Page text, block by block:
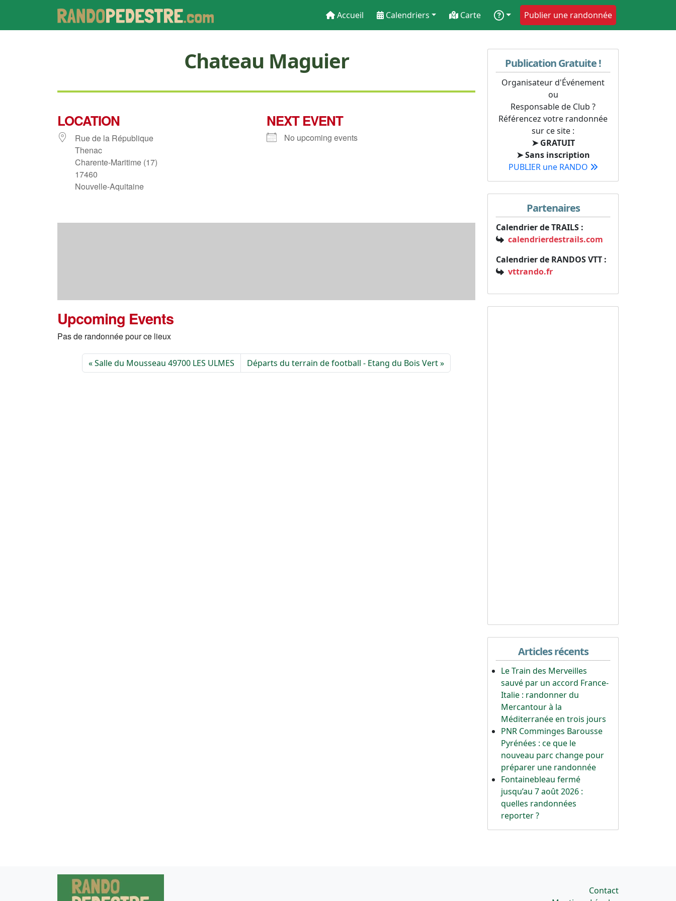
Accueil Calendriers Carte Publier une randonnée
Chateau Maguier
LOCATION
Rue de la République
Thenac
Charente-Maritime (17)
17460
Nouvelle-Aquitaine
NEXT EVENT
No upcoming events
Upcoming Events
Pas de randonnée pour ce lieux
Salle du Mousseau 49700 LES ULMES Départs du terrain de football - Etang du Bois Vert
Publication Gratuite !
Organisateur d'Événement
ou
Responsable de Club ?
Référencez votre randonnée
sur ce site :
➤ GRATUIT
➤ Sans inscription
PUBLIER une RANDO
Partenaires
Calendrier de TRAILS :
calendrierdestrails.com
Calendrier de RANDOS VTT :
vttrando.fr
Articles récents
Le Train des Merveilles
sauvé par un accord France-
Italie : randonner du
Mercantour à la
Méditerranée en trois jours
PNR Comminges Barousse
Pyrénées : ce que le
nouveau parc change pour
préparer une randonnée
Fontainebleau fermé
jusqu’au 7 août 2026 :
quelles randonnées
reporter ?
Contact